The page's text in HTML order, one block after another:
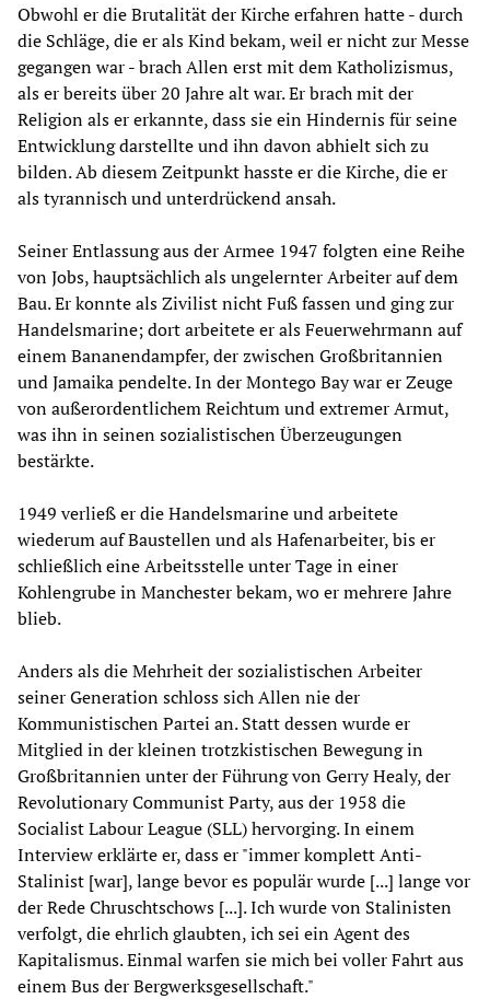
Obwohl er die Brutalität der Kirche erfahren hatte - durch
die Schläge, die er als Kind bekam, weil er nicht zur Messe
gegangen war - brach Allen erst mit dem Katholizismus,
als er bereits über 20 Jahre alt war. Er brach mit der
Religion als er erkannte, dass sie ein Hindernis für seine
Entwicklung darstellte und ihn davon abhielt sich zu
bilden. Ab diesem Zeitpunkt hasste er die Kirche, die er
als tyrannisch und unterdrückend ansah.
Seiner Entlassung aus der Armee 1947 folgten eine Reihe
von Jobs, hauptsächlich als ungelernter Arbeiter auf dem
Bau. Er konnte als Zivilist nicht Fuß fassen und ging zur
Handelsmarine; dort arbeitete er als Feuerwehrmann auf
einem Bananendampfer, der zwischen Großbritannien
und Jamaika pendelte. In der Montego Bay war er Zeuge
von außerordentlichem Reichtum und extremer Armut,
was ihn in seinen sozialistischen Überzeugungen
bestärkte.
1949 verließ er die Handelsmarine und arbeitete
wiederum auf Baustellen und als Hafenarbeiter, bis er
schließlich eine Arbeitsstelle unter Tage in einer
Kohlengrube in Manchester bekam, wo er mehrere Jahre
blieb.
Anders als die Mehrheit der sozialistischen Arbeiter
seiner Generation schloss sich Allen nie der
Kommunistischen Partei an. Statt dessen wurde er
Mitglied in der kleinen trotzkistischen Bewegung in
Großbritannien unter der Führung von Gerry Healy, der
Revolutionary Communist Party, aus der 1958 die
Socialist Labour League (SLL) hervorging. In einem
Interview erklärte er, dass er "immer komplett Anti-
Stalinist [war], lange bevor es populär wurde [...] lange vor
der Rede Chruschtschows [...]. Ich wurde von Stalinisten
verfolgt, die ehrlich glaubten, ich sei ein Agent des
Kapitalismus. Einmal warfen sie mich bei voller Fahrt aus
einem Bus der Bergwerksgesellschaft."